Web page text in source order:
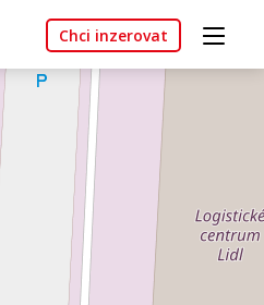
Chci inzerovat